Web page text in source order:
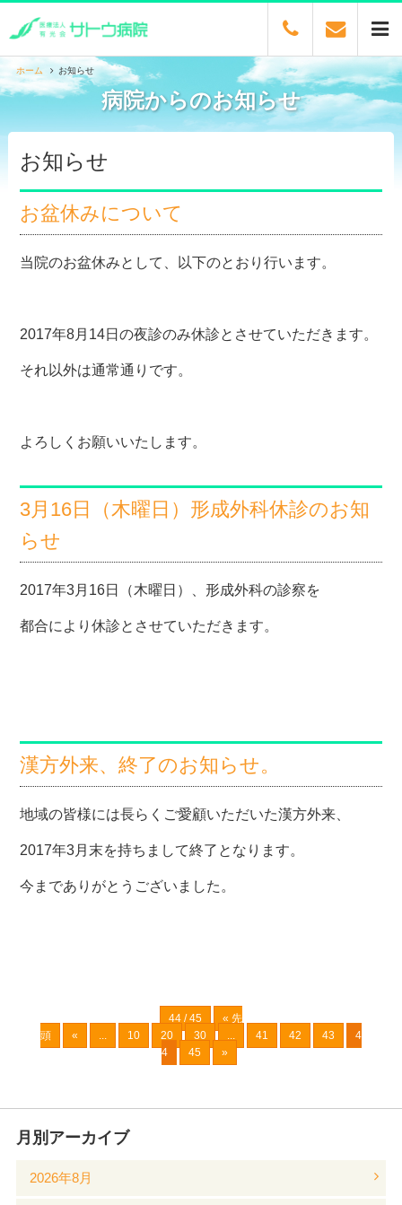
ホーム お知らせ
病院からのお知らせ
お知らせ
お盆休みについて
当院のお盆休みとして、以下のとおり行います。
2017年8月14日の夜診のみ休診とさせていただきます。
それ以外は通常通りです。
よろしくお願いいたします。
3月16日（木曜日）形成外科休診のお知
らせ
2017年3月16日（木曜日）、形成外科の診察を
都合により休診とさせていただきます。
漢方外来、終了のお知らせ。
地域の皆様には長らくご愛顧いただいた漢方外来、
2017年3月末を持ちまして終了となります。
今までありがとうございました。
44 / 45
« 先
頭
« ... 10 20 30 ... 41 42 43
4
4
45 »
月別アーカイブ
2026年8月